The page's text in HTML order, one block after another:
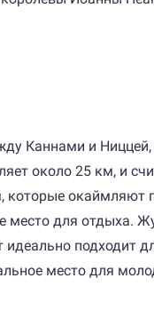
Каннами и Ниццей,
около 25 км, и
которые окаймляют
место для отдыха.
подходит
место для